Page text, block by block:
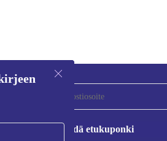
Pyydä etukuponki